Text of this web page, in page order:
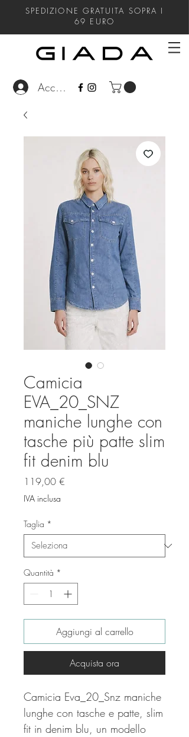
SPEDIZIONE GRATUITA SOPRA I
69 EURO
Accedi
Camicia
EVA_20_SNZ
maniche lunghe con
tasche più patte slim
fit denim blu
119,00 €
IVA inclusa
Taglia *
Quantità *
Aggiungi al carrello
Acquista ora
Camicia Eva_20_Snz maniche
lunghe con tasche e patte, slim
fit in denim blu, un modello